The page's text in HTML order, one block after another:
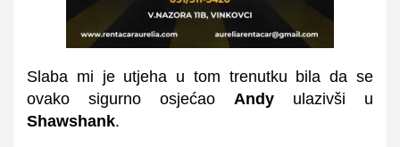
Slaba mi je utjeha u tom trenutku bila da se
ovako sigurno osjećao Andy ulazivši u
Shawshank.